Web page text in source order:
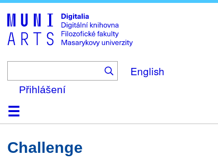
to
main
content
English
Přihlášení
DomůKolekce
Prohlížení
Vyhledávání
O platformě
Nápověda
KontaktDigitalia
Challenge